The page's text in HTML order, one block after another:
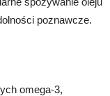
poznawcze.
omega-3,